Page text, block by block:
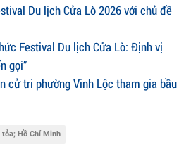
Du lịch Cửa Lò 2026 với chủ đề
Festival Du lịch Cửa Lò: Định vị
gọi”
cử tri phường Vinh Lộc tham gia bầu
tỏa; Hồ Chí Minh